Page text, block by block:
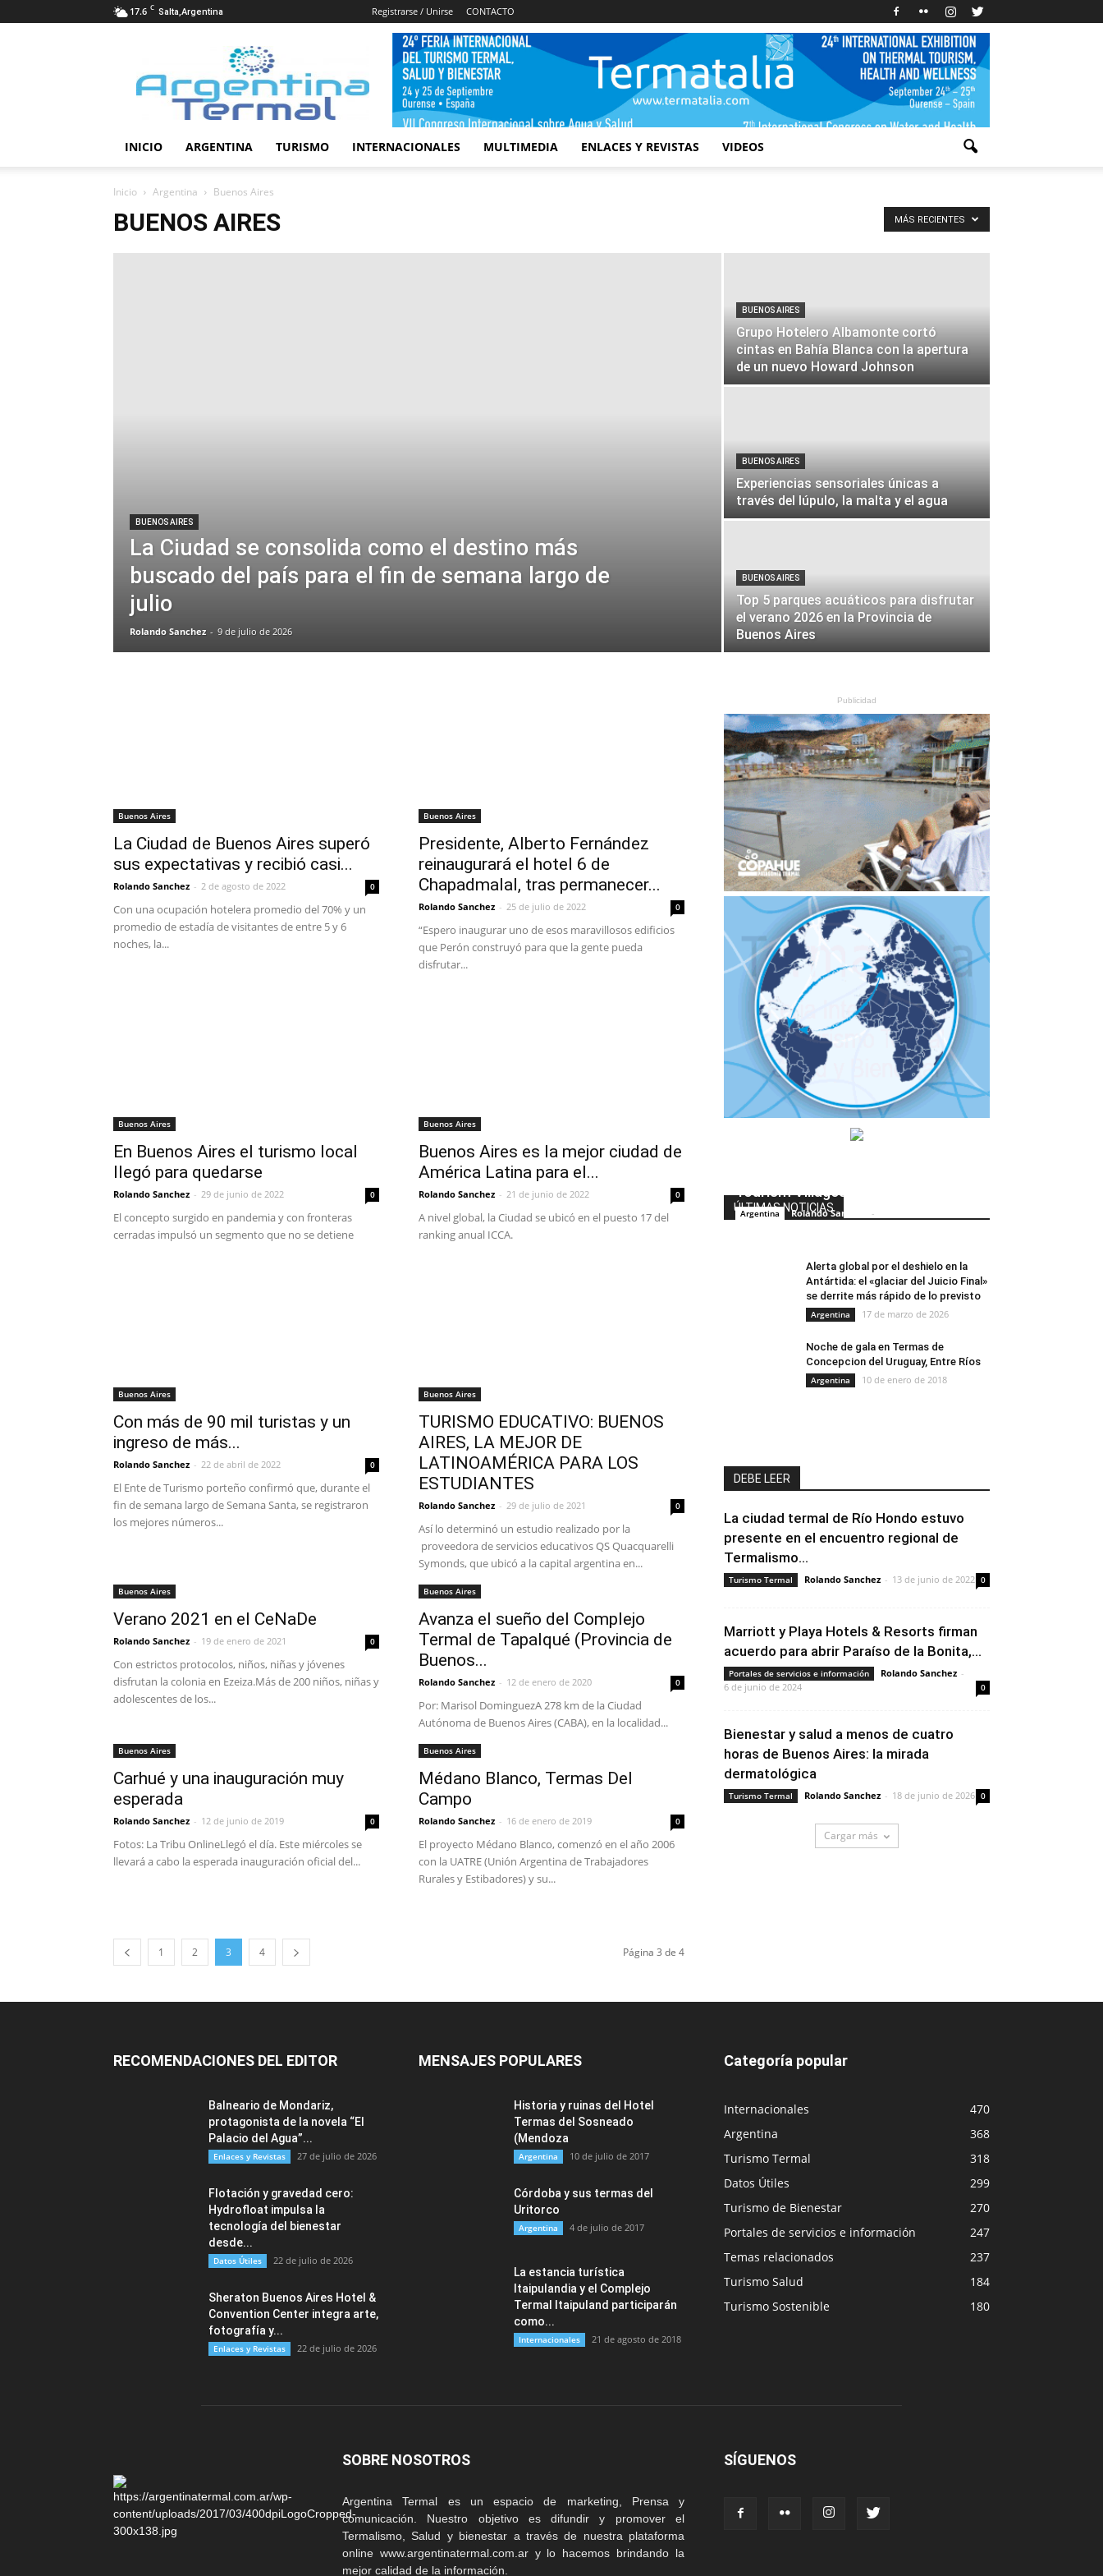
17.6 C Salta,Argentina Registrarse / Unirse CONTACTO
INICIO ARGENTINA TURISMO INTERNACIONALES MULTIMEDIA ENLACES Y REVISTAS VIDEOS
Inicio Argentina Buenos Aires
BUENOS AIRES MÁS RECIENTES
BUENOS AIRES
La Ciudad se consolida como el destino más
buscado del país para el fin de semana largo de
julio
Rolando Sanchez - 9 de julio de 2026
BUENOS AIRES
Grupo Hotelero Albamonte cortó
cintas en Bahía Blanca con la apertura
de un nuevo Howard Johnson
BUENOS AIRES
Experiencias sensoriales únicas a
través del lúpulo, la malta y el agua
BUENOS AIRES
Top 5 parques acuáticos para disfrutar
el verano 2026 en la Provincia de
Buenos Aires
Buenos Aires
La Ciudad de Buenos Aires superó
sus expectativas y recibió casi...
Rolando Sanchez - 2 de agosto de 2022 0
Con una ocupación hotelera promedio del 70% y un
promedio de estadía de visitantes de entre 5 y 6
noches, la...
Buenos Aires
Presidente, Alberto Fernández
reinaugurará el hotel 6 de
Chapadmalal, tras permanecer...
Rolando Sanchez - 25 de julio de 2022 0
“Espero inaugurar uno de esos maravillosos edificios
que Perón construyó para que la gente pueda
disfrutar...
Buenos Aires
En Buenos Aires el turismo local
llegó para quedarse
Rolando Sanchez - 29 de junio de 2022 0
El concepto surgido en pandemia y con fronteras
cerradas impulsó un segmento que no se detiene
Buenos Aires
Buenos Aires es la mejor ciudad de
América​ Latina para el...
Rolando Sanchez - 21 de junio de 2022 0
A nivel global, la Ciudad se ubicó en el puesto 17 del
ranking anual ICCA.
Buenos Aires
Con más de 90 mil turistas y un
ingreso de más...
Rolando Sanchez - 22 de abril de 2022 0
El Ente de Turismo porteño confirmó que, durante el
fin de semana largo de Semana Santa, se registraron
los mejores números...
Buenos Aires
TURISMO EDUCATIVO: BUENOS
AIRES, LA MEJOR DE
LATINOAMÉRICA PARA LOS
ESTUDIANTES
Rolando Sanchez - 29 de julio de 2021 0
Así lo determinó un estudio realizado por la
proveedora de servicios educativos QS Quacquarelli
Symonds, que ubicó a la capital argentina en...
Buenos Aires
Verano 2021 en el CeNaDe
Rolando Sanchez - 19 de enero de 2021 0
Con estrictos protocolos, niños, niñas y jóvenes
disfrutan la colonia en Ezeiza.Más de 200 niños, niñas y
adolescentes de los...
Buenos Aires
Avanza el sueño del Complejo
Termal de Tapalqué (Provincia de
Buenos...
Rolando Sanchez - 12 de enero de 2020 0
Por: Marisol DominguezA 278 km de la Ciudad
Autónoma de Buenos Aires (CABA), en la localidad...
Buenos Aires
Carhué y una inauguración muy
esperada
Rolando Sanchez - 12 de junio de 2019 0
Fotos: La Tribu OnlineLlegó el día. Este miércoles se
llevará a cabo la esperada inauguración oficial del...
Buenos Aires
Médano Blanco, Termas Del
Campo
Rolando Sanchez - 16 de enero de 2019 0
El proyecto Médano Blanco, comenzó en el año 2006
con la UATRE (Unión Argentina de Trabajadores
Rurales y Estibadores) y su...
1 2 3 4 Página 3 de 4
Publicidad
ÚLTIMAS NOTICIAS
Tourism Villages
Argentina Rolando Sanchez
-
Alerta global por el deshielo en la
Antártida: el «glaciar del Juicio Final»
se derrite más rápido de lo previsto
Argentina 17 de marzo de 2026
Noche de gala en Termas de
Concepcion del Uruguay, Entre Ríos
Argentina 10 de enero de 2018
DEBE LEER
La ciudad termal de Río Hondo estuvo
presente en el encuentro regional de
Termalismo...
Turismo Termal Rolando Sanchez - 13 de junio de 2022 0
Marriott y Playa Hotels & Resorts firman
acuerdo para abrir Paraíso de la Bonita,...
Portales de servicios e información Rolando Sanchez -
6 de junio de 2024
0
Bienestar y salud a menos de cuatro
horas de Buenos Aires: la mirada
dermatológica
Turismo Termal Rolando Sanchez - 18 de junio de 2026 0
Cargar más
RECOMENDACIONES DEL EDITOR
Balneario de Mondariz,
protagonista de la novela “El
Palacio del Agua”...
Enlaces y Revistas 27 de julio de 2026
Flotación y gravedad cero:
Hydrofloat impulsa la
tecnología del bienestar
desde...
Datos Útiles 22 de julio de 2026
Sheraton Buenos Aires Hotel &
Convention Center integra arte,
fotografía y...
Enlaces y Revistas 22 de julio de 2026
MENSAJES POPULARES
Historia y ruinas del Hotel
Termas del Sosneado
(Mendoza
Argentina 10 de julio de 2017
Córdoba y sus termas del
Uritorco
Argentina 4 de julio de 2017
La estancia turística
Itaipulandia y el Complejo
Termal Itaipuland participarán
como...
Internacionales 21 de agosto de 2018
Categoría popular
Internacionales
470
Argentina
368
Turismo Termal
318
Datos Útiles
299
Turismo de Bienestar
270
Portales de servicios e información
247
Temas relacionados
237
Turismo Salud
184
Turismo Sostenible
180
SOBRE NOSOTROS
Argentina Termal es un espacio de marketing, Prensa y
comunicación. Nuestro objetivo es difundir y promover el
Termalismo, Salud y bienestar a través de nuestra plataforma
online www.argentinatermal.com.ar y lo hacemos brindando la
mejor calidad de la información.
SÍGUENOS